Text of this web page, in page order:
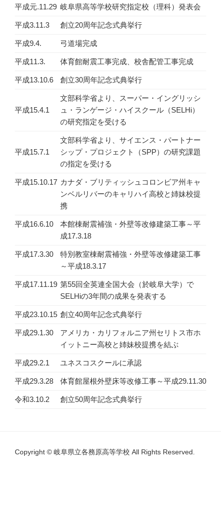
平成元.11.29 岐阜県高等学校研究指定校（理科）発表会
平成3.11.3 創立20周年記念式典挙行
平成9.4. 弓道場完成
平成11.3. 体育館耐震工事完成、校舎配管工事完成
平成13.10.6 創立30周年記念式典挙行
平成15.4.1
文部科学省より、スーパー・イングリッシ
ュ・ランゲージ・ハイスクール（SELHi）
の研究指定を受ける
平成15.7.1
文部科学省より、サイエンス・パートナー
シップ・プロジェクト（SPP）の研究課題
の指定を受ける
平成15.10.17 カナダ・ブリティッシュコロンビア州キャ
ンベルリバーのキャリハイ高校と姉妹校提
携
平成16.6.10
本館棟耐震補強・外壁等改修建築工事～平
成17.3.18
平成17.3.30
特別教室棟耐震補強・外壁等改修建築工事
～平成18.3.17
平成17.11.19 第55回全英連全国大会（於岐阜大学）で
SELHiの3年間の成果を発表する
平成23.10.15 創立40周年記念式典挙行
平成29.1.30
アメリカ・カリフォルニア州セリトス市ホ
イットニー高校と姉妹校提携を結ぶ
平成29.2.1 ユネスコスクールに承認
平成29.3.28 体育館屋根外壁床等改修工事～平成29.11.30
令和3.10.2 創立50周年記念式典挙行
Copyright © 岐阜県立各務原高等学校 All Rights Reserved.